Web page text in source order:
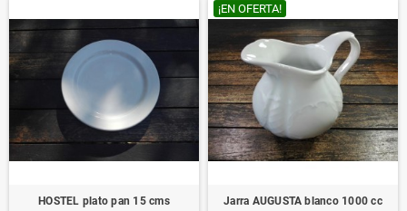
HOSTEL plato pan 15 cms
¡EN OFERTA!
Jarra AUGUSTA blanco 1000 cc